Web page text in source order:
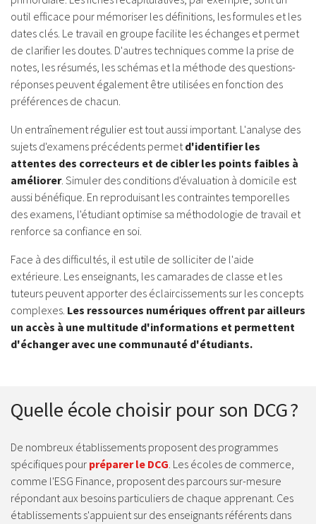
outil efficace pour mémoriser les définitions, les formules et les
dates clés. Le travail en groupe facilite les échanges et permet
de clarifier les doutes. D'autres techniques comme la prise de
notes, les résumés, les schémas et la méthode des questions-
réponses peuvent également être utilisées en fonction des
préférences de chacun.
Un entraînement régulier est tout aussi important. L'analyse des
sujets d'examens précédents permetd'identifier les
attentes des correcteurs et de cibler les points faibles à
améliorer. Simuler des conditions d'évaluation à domicile est
aussi bénéfique. En reproduisant les contraintes temporelles
des examens, l'étudiant optimise sa méthodologie de travail et
renforce sa confiance en soi.
Face à des difficultés, il est utile de solliciter de l'aide
extérieure. Les enseignants, les camarades de classe et les
tuteurs peuvent apporter des éclaircissements sur les concepts
complexes. Les ressources numériques offrent par ailleurs
un accès à une multitude d'informations et permettent
d'échanger avec une communauté d'étudiants.
Quelle école choisir pour son DCG ?
De nombreux établissements proposent des programmes
spécifiques pour préparer le DCG. Les écoles de commerce,
comme l'ESG Finance, proposent des parcours sur-mesure
répondant aux besoins particuliers de chaque apprenant. Ces
établissements s'appuient sur des enseignants référents dans